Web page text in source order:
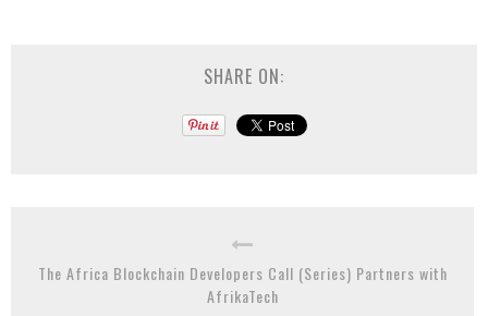
SHARE ON:
The Africa Blockchain Developers Call (Series) Partners with
AfrikaTech